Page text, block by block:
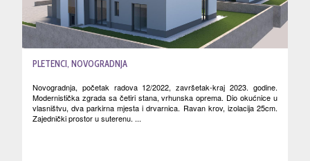
PLETENCI, NOVOGRADNJA
Novogradnja, početak radova 12/2022, završetak-kraj 2023. godine.
Modernistička zgrada sa četiri stana, vrhunska oprema. Dio okućnice u
vlasništvu, dva parkirna mjesta i drvarnica. Ravan krov, izolacija 25cm.
Zajednički prostor u suterenu. ...